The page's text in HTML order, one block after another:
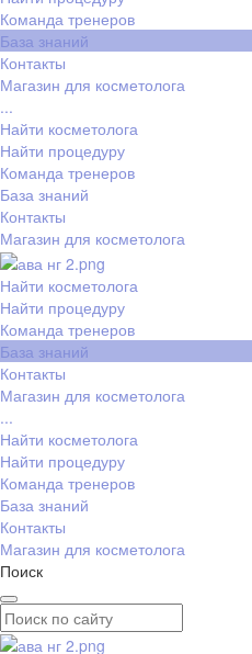
Команда тренеров
База знаний
Контакты
Магазин для косметолога
...
Найти косметолога
Найти процедуру
Команда тренеров
База знаний
Контакты
Магазин для косметолога
Найти косметолога
Найти процедуру
Команда тренеров
База знаний
Контакты
Магазин для косметолога
...
Найти косметолога
Найти процедуру
Команда тренеров
База знаний
Контакты
Магазин для косметолога
Поиск